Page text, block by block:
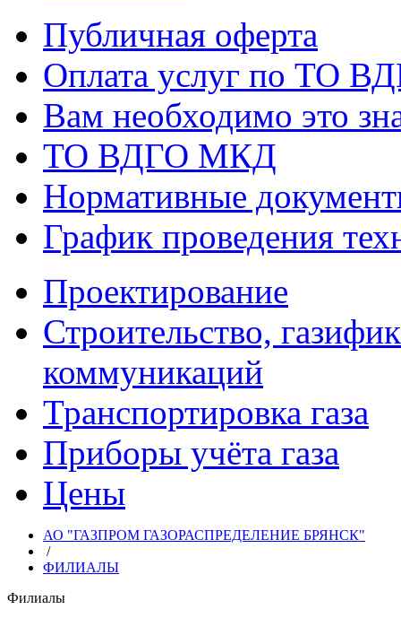
Публичная оферта
Оплата услуг по ТО
Вам необходимо это
ТО ВДГО МКД
Нормативные
График проведения
Проектирование
Строительство,
коммуникаций
Транспортировка газа
Приборы учёта газа
Цены
АО "ГАЗПРОМ ГАЗОРАСПРЕДЕЛЕНИЕ БРЯНСК"
/
ФИЛИАЛЫ
Филиалы